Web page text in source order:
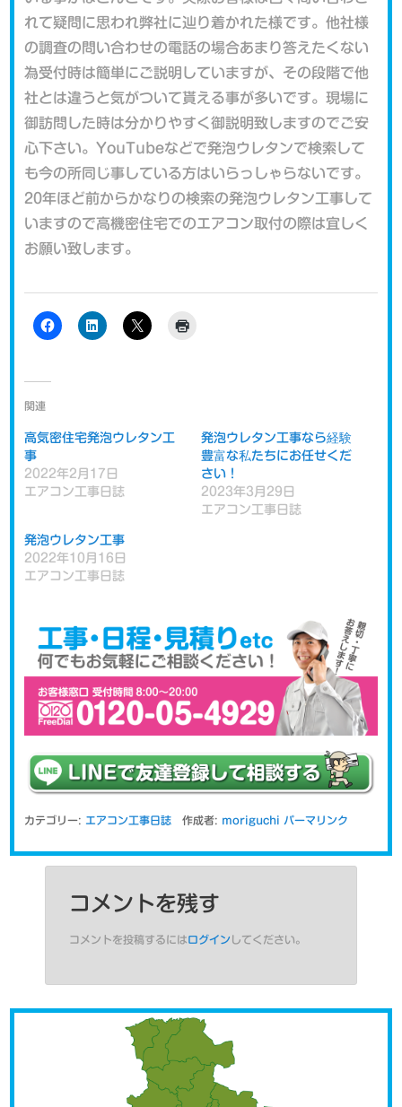
れて疑問に思われ弊社に辿り着かれた様です。他社様
の調査の問い合わせの電話の場合あまり答えたくない
為受付時は簡単にご説明していますが、その段階で他
社とは違うと気がついて貰える事が多いです。現場に
御訪問した時は分かりやすく御説明致しますのでご安
心下さい。YouTubeなどで発泡ウレタンで検索して
も今の所同じ事している方はいらっしゃらないです。
20年ほど前からかなりの検索の発泡ウレタン工事して
いますので高機密住宅でのエアコン取付の際は宜しく
お願い致します。
関連
高気密住宅発泡ウレタン工
事
2022年2月17日
エアコン工事日誌
発泡ウレタン工事なら経験
豊富な私たちにお任せくだ
さい！
2023年3月29日
エアコン工事日誌
発泡ウレタン工事
2022年10月16日
エアコン工事日誌
カテゴリー: エアコン工事日誌作成者: moriguchi パーマリンク
コメントを残す
コメントを投稿するにはログイン してください。